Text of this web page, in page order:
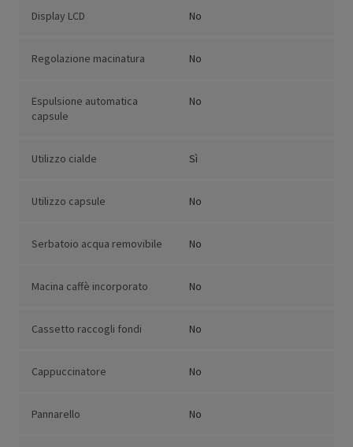
Display LCD No
Regolazione macinatura No
Espulsione automatica
capsule
No
Utilizzo cialde Sì
Utilizzo capsule No
Serbatoio acqua removibile No
Macina caffè incorporato No
Cassetto raccogli fondi No
Cappuccinatore No
Pannarello No